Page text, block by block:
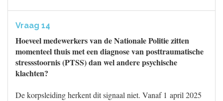
Vraag 14
Hoeveel medewerkers van de Nationale Politie zitten
momenteel thuis met een diagnose van posttraumatische
stressstoornis (PTSS) dan wel andere psychische
klachten?
De korpsleiding herkent dit signaal niet. Vanaf 1 april 2025